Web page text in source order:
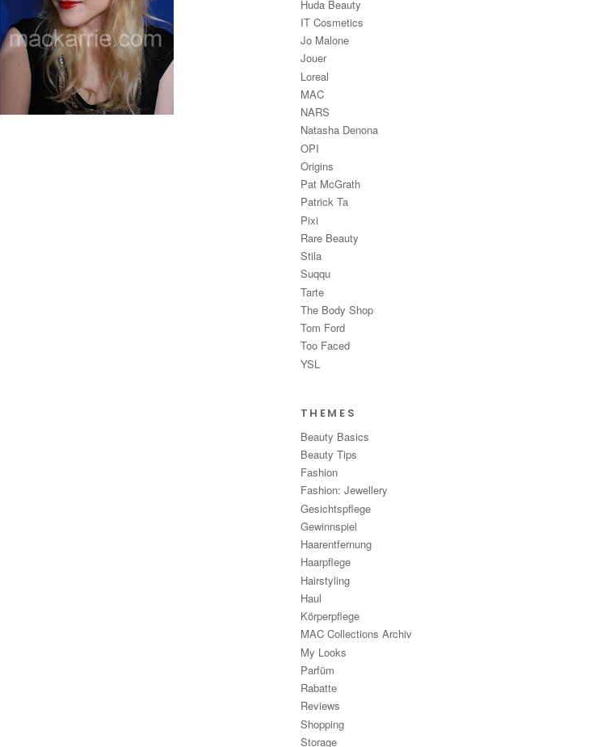
Huda Beauty
IT Cosmetics
Jo Malone
Jouer
Loreal
MAC
NARS
Natasha Denona
OPI
Origins
Pat McGrath
Patrick Ta
Pixi
Rare Beauty
Stila
Suqqu
Tarte
The Body Shop
Tom Ford
Too Faced
YSL
THEMES
Beauty Basics
Beauty Tips
Fashion
Fashion: Jewellery
Gesichtspflege
Gewinnspiel
Haarentfernung
Haarpflege
Hairstyling
Haul
Körperpflege
MAC Collections Archiv
My Looks
Parfüm
Rabatte
Reviews
Shopping
Storage